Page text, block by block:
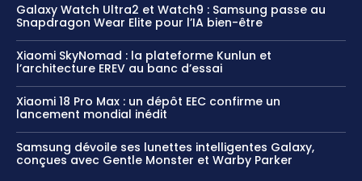
Galaxy Watch Ultra2 et Watch9 : Samsung passe au
Snapdragon Wear Elite pour l’IA bien-être
Xiaomi SkyNomad : la plateforme Kunlun et
l’architecture EREV au banc d’essai
Xiaomi 18 Pro Max : un dépôt EEC confirme un
lancement mondial inédit
Samsung dévoile ses lunettes intelligentes Galaxy,
conçues avec Gentle Monster et Warby Parker